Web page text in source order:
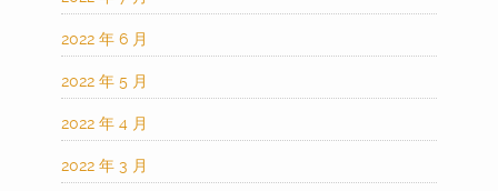
2022 年 6 月
2022 年 5 月
2022 年 4 月
2022 年 3 月